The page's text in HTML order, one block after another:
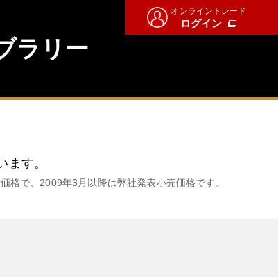
オンライントレード
ログイン
ラリー
す。
格で、2009年3月以降は弊社発表小売価格です。